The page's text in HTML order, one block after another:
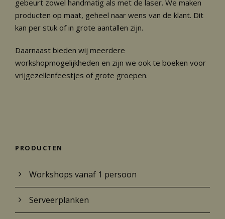
gebeurt zowel handmatig als met de laser. We maken
producten op maat, geheel naar wens van de klant. Dit
kan per stuk of in grote aantallen zijn.
Daarnaast bieden wij meerdere
workshopmogelijkheden en zijn we ook te boeken voor
vrijgezellenfeestjes of grote groepen.
PRODUCTEN
Workshops vanaf 1 persoon
Serveerplanken